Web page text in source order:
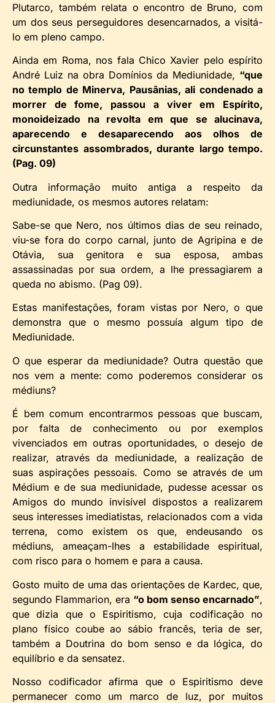
Plutarco, também relata o encontro de Bruno, com
um dos seus perseguidores desencarnados, a visitá-
lo em pleno campo.
Ainda em Roma, nos fala Chico Xavier pelo espírito
André Luiz na obra Domínios da Mediunidade, “que
no templo de Minerva, Pausânias, ali condenado a
morrer de fome, passou a viver em Espírito,
monoideizado na revolta em que se alucinava,
aparecendo e desaparecendo aos olhos de
circunstantes assombrados, durante largo tempo.
(Pag. 09)
Outra informação muito antiga a respeito da
mediunidade, os mesmos autores relatam:
Sabe-se que Nero, nos últimos dias de seu reinado,
viu-se fora do corpo carnal, junto de Agripina e de
Otávia, sua genitora e sua esposa, ambas
assassinadas por sua ordem, a lhe pressagiarem a
queda no abismo. (Pag 09).
Estas manifestações, foram vistas por Nero, o que
demonstra que o mesmo possuía algum tipo de
Mediunidade.
O que esperar da mediunidade? Outra questão que
nos vem a mente: como poderemos considerar os
médiuns?
É bem comum encontrarmos pessoas que buscam,
por falta de conhecimento ou por exemplos
vivenciados em outras oportunidades, o desejo de
realizar, através da mediunidade, a realização de
suas aspirações pessoais. Como se através de um
Médium e de sua mediunidade, pudesse acessar os
Amigos do mundo invisível dispostos a realizarem
seus interesses imediatistas, relacionados com a vida
terrena, como existem os que, endeusando os
médiuns, ameaçam-lhes a estabilidade espiritual,
com risco para o homem e para a causa.
Gosto muito de uma das orientações de Kardec, que,
segundo Flammarion, era “o bom senso encarnado”,
que dizia que o Espiritismo, cuja codificação no
plano físico coube ao sábio francês, teria de ser,
também a Doutrina do bom senso e da lógica, do
equilíbrio e da sensatez.
Nosso codificador afirma que o Espiritismo deve
permanecer como um marco de luz, por muitos